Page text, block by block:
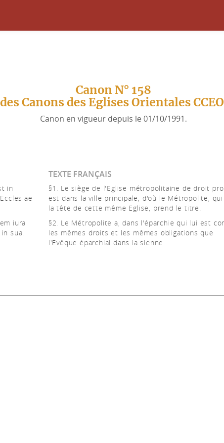
Canon N° 158
Canons des Eglises Orientales
Canon en vigueur depuis le 01/10/1991.
TEXTE FRANÇAIS
in
§1. Le siège de l'Eglise métropolitaine de droit
est dans la ville principale, d'où le Métropolite,
la tête de cette même Eglise, prend le titre.
iura
sua.
§2. Le Métropolite a, dans l'éparchie qui lui est
les mêmes droits et les mêmes obligations que
l'Evêque éparchial dans la sienne.